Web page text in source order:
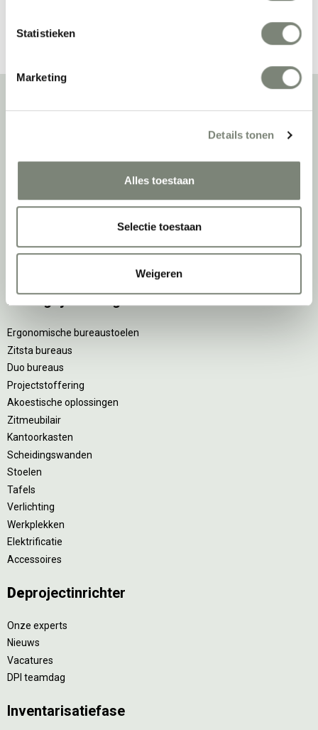
Statistieken
Marketing
Details tonen
Alles toestaan
Selectie toestaan
Weigeren
Als grootste onafhankelijke projectinrichter én expert op het gebied
van de beste werkomgeving zetten we ons dagelijks met veel
realiseren: de allerbeste werkomgeving. En dat doen we niet alleen
met het oog op nu; dankzij ons duurzame en circulaire karakter
tweede leven kunnen geven, bijvoorbeeld. Maar ook door keer op
keer actief te kijken naar de duurzaamste optie.
Belangrijke categorieën
Ergonomische bureaustoelen
Zitsta bureaus
Duo bureaus
Projectstoffering
Akoestische oplossingen
Zitmeubilair
Kantoorkasten
Scheidingswanden
Stoelen
Tafels
Verlichting
Werkplekken
Elektrificatie
Accessoires
Deprojectinrichter
Onze experts
Nieuws
Vacatures
DPI teamdag
Inventarisatiefase